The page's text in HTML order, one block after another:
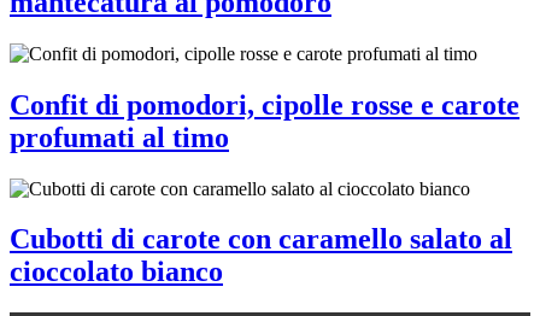
Confit di pomodori, cipolle rosse e carote
profumati al timo
Cubotti di carote con caramello salato al
cioccolato bianco